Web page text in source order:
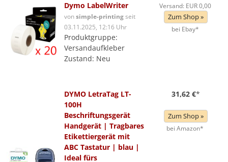
Dymo LabelWriter
vonsimple-printingseit
03.11.2025, 12:16 Uhr
Produktgruppe:
Versandaufkleber
Zustand: Neu
Versand: EUR 0,00
Zum Shop »
bei Ebay*
DYMO LetraTag LT-
100H
Beschriftungsgerät
Handgerät | Tragbares
Etikettiergerät mit
ABC Tastatur | blau |
Ideal fürs
31,62 €*
Zum Shop »
bei Amazon*